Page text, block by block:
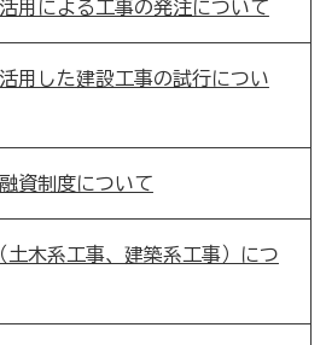
用による工事の発注について
用した建設工事の試行につい
資制度について
土木系工事、建築系工事）につ